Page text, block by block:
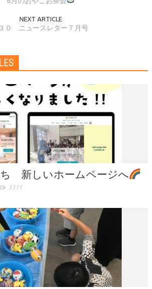
NEXT ARTICLE
０ ニュースレター７月号
新しいホームページへ
3311